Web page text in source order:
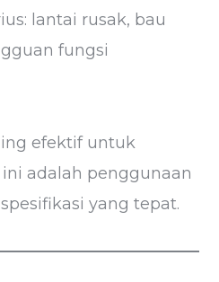
lantai rusak, bau
fungsi
efektif untuk
adalah penggunaan
yang tepat.